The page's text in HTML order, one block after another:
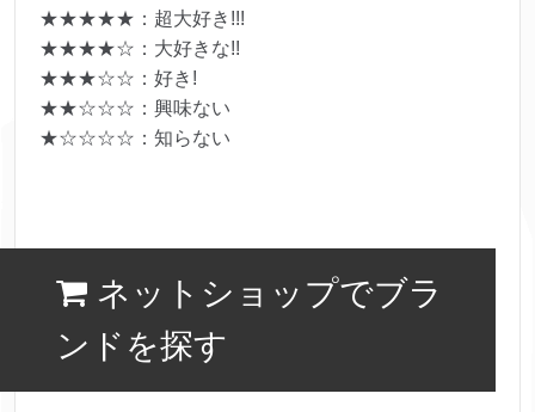
★★★★★：超大好き!!!
★★★★☆：大好きな!!
★★★☆☆：好き!
★★☆☆☆：興味ない
★☆☆☆☆：知らない
ネットショップでブラ
ンドを探す